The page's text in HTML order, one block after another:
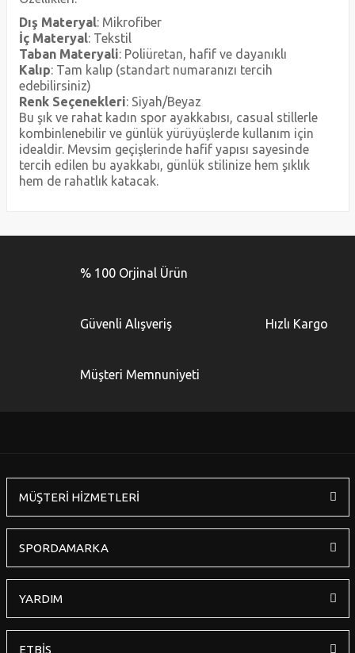
Dış Materyal: Mikrofiber
İç Materyal: Tekstil
Taban Materyali: Poliüretan, hafif ve dayanıklı
Kalıp: Tam kalıp (standart numaranızı tercih
edebilirsiniz)
Renk Seçenekleri: Siyah/Beyaz
Bu şık ve rahat kadın spor ayakkabısı, casual stillerle
kombinlenebilir ve günlük yürüyüşlerde kullanım için
idealdir. Mevsim geçişlerinde hafif yapısı sayesinde
tercih edilen bu ayakkabı, günlük stilinize hem şıklık
hem de rahatlık katacak.
Görüş ve önerileriniz için teşekkür ederiz.
Ürün resmi kalitesiz, bozuk veya görüntülenemiyor.
Gönder
% 100 Orjinal Ürün
Güvenli Alışveriş Hızlı Kargo
Müşteri Memnuniyeti
MÜŞTERİ HİZMETLERİ
SPORDAMARKA
YARDIM
ETBİS